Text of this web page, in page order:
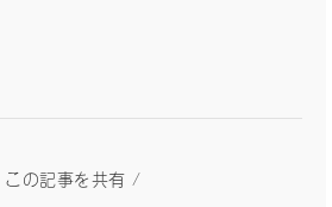
の記事を共有 /